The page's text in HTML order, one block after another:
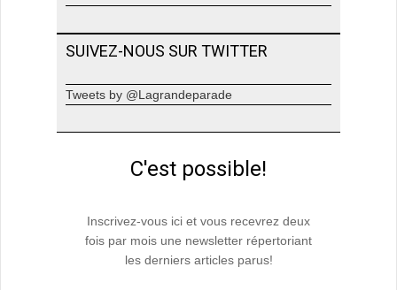
SUIVEZ-NOUS SUR TWITTER
Tweets by @Lagrandeparade
C'est possible!
Inscrivez-vous ici et vous recevrez deux
fois par mois une newsletter répertoriant
les derniers articles parus!